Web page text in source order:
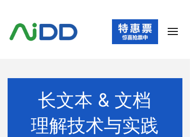
长文本 & 文档
理解技术与实践